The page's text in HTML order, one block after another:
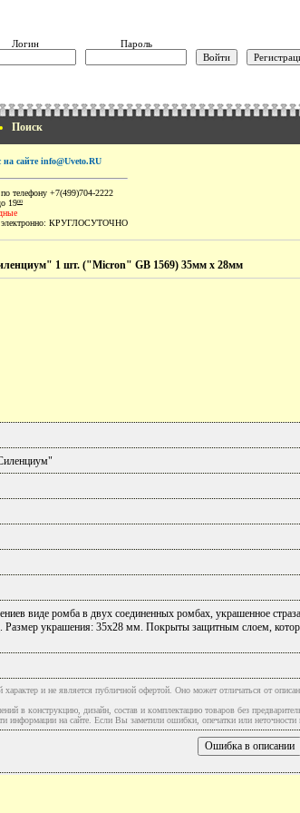
Логин Пароль
Поиск
на сайте info@Uveto.RU
телефону +7(499)704-2222
1900
КРУГЛОСУТОЧНО
1 шт. ("Micron" GB 1569) 35мм х 28мм
виде ромба в двух соединенных ромбах, украшенное
Размер украшения: 35х28 мм. Покрыты защитным слоем,
и не является публичной офертой. Оно может отличаться от
в конструкцию, дизайн, состав и комплектацию товаров без
на сайте. Если Вы заметили ошибки, опечатки или неточности